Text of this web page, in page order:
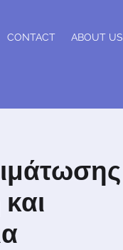
CONTACT ABOUT US